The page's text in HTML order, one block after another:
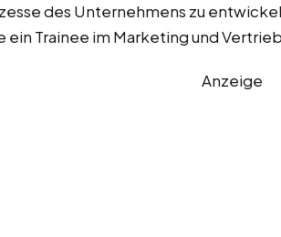
des Unternehmens zu
ein Trainee im Marketing und
Anzeige